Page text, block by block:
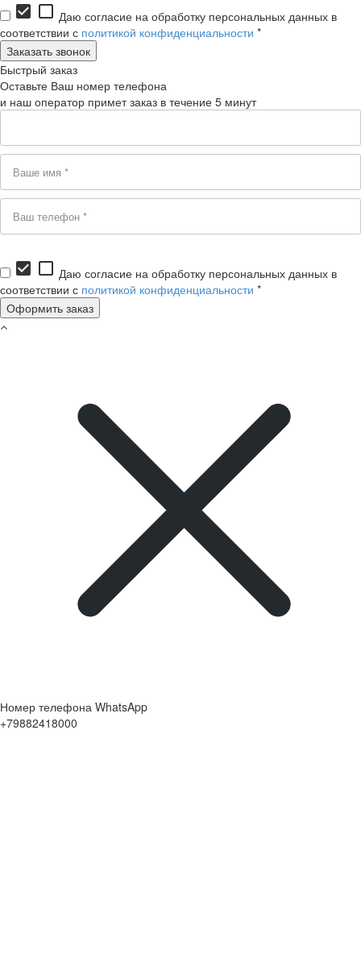
check_box check_box_outline_blank Даю согласие на обработку персональных данных в
соответствии с политикой конфиденциальности *
Быстрый заказ
Оставьте Ваш номер телефона
и наш оператор примет заказ в течение 5 минут
check_box check_box_outline_blank Даю согласие на обработку персональных данных в
соответствии с политикой конфиденциальности *
Номер телефона WhatsApp
+79882418000